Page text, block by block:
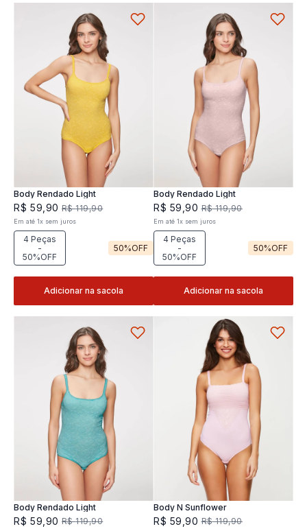
Body Rendado Light
R$ 59 90 R$ 119,90
Em até1x sem juros
4 Peças
-
50%OFF
50%OFF
Adicionar na sacola
Body Rendado Light
R$ 59 ,90 R$ 119,90
Em até 1x sem juros
4 Peças
-
50%OFF
50%OFF
Adicionar na sacola
Body Rendado Light
R$ 59 90 R$ 119,90
Body N Sunflower
R$ 59 ,90 R$ 119,90